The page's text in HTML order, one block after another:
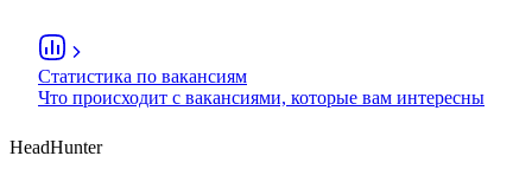
Статистика по вакансиям
Что происходит с вакансиями, которые вам интересны
HeadHunter